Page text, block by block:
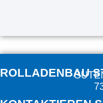
ROLLADENBAU